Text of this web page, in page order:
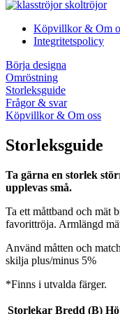
Köpvillkor & Om
Integritetspolicy
Börja designa
Omröstning
Storleksguide
Frågor & svar
Köpvillkor & Om oss
Storleksguide
Ta gärna en storlek
upplevas små.
Ta ett måttband och mät
favorittröja. Armlängd
Använd måtten och
skilja plus/minus 5%
*Finns i utvalda färger.
Storlekar Bredd (B)